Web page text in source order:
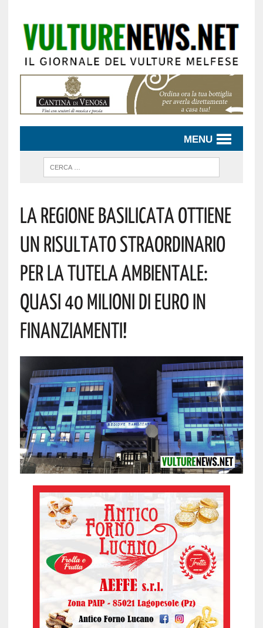
MENU
La Regione Basilicata Ottiene
Un Risultato Straordinario
Per La Tutela Ambientale:
Quasi 40 Milioni Di Euro In
Finanziamenti!